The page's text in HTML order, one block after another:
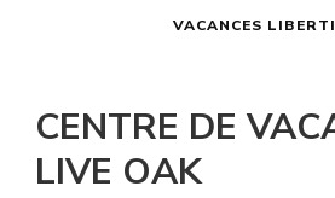
VACANCES
CENTRE DE
LIVE OAK